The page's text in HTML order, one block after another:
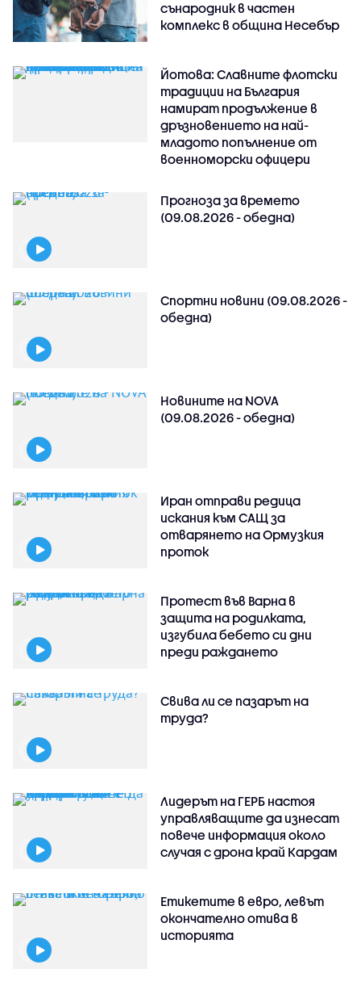
сънародник в частен
комплекс в община Несебър
Йотова: Славните флотски
традиции на България
намират продължение в
дръзновението на най-
младото попълнение от
военноморски офицери
Прогноза за времето
(09.08.2026 - обедна)
Спортни новини (09.08.2026 -
обедна)
Новините на NOVA
(09.08.2026 - обедна)
Иран отправи редица
искания към САЩ за
отварянето на Ормузкия
проток
Протест във Варна в
защита на родилката,
изгубила бебето си дни
преди раждането
Свива ли се пазарът на
труда?
Лидерът на ГЕРБ настоя
управляващите да изнесат
повече информация около
случая с дрона край Кардам
Етикетите в евро, левът
окончателно отива в
историята